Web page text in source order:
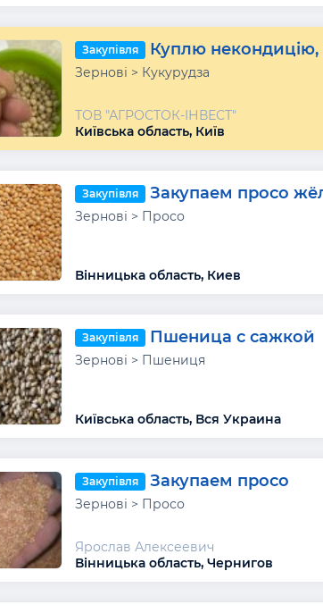
Закупівля Куплю некондицію,
Зернові > Кукурудза
ТОВ "АГРОСТОК-ІНВЕСТ"
Київська область, Київ
Закупівля Закупаем просо
Зернові > Просо
Вінницька область, Киев
Закупівля Пшеница с сажкой
Зернові > Пшениця
Київська область, Вся Украина
Закупівля Закупаем просо
Зернові > Просо
Ярослав Алексеевич
Вінницька область, Чернигов